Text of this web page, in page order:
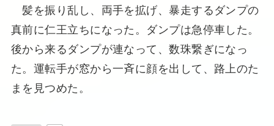
髪を振り乱し、両手を拡げ、暴走するダンプの
真前に仁王立ちになった。ダンプは急停車した。
後から来るダンプが連なって、数珠繋ぎになっ
た。運転手が窓から一斉に顔を出して、路上のた
まを見つめた。